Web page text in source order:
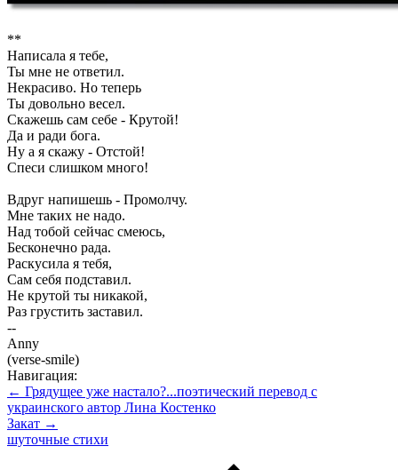
**
Написала я тебе,
Ты мне не ответил.
Некрасиво. Но теперь
Ты довольно весел.
Скажешь сам себе - Крутой!
Да и ради бога.
Ну а я скажу - Отстой!
Спеси слишком много!
Вдруг напишешь - Промолчу.
Мне таких не надо.
Над тобой сейчас смеюсь,
Бесконечно рада.
Раскусила я тебя,
Сам себя подставил.
Не крутой ты никакой,
Раз грустить заставил.
--
Anny
(verse-smile)
Навигация:
← Грядущее уже настало?...поэтический перевод с
украинского автор Лина Костенко
Закат →
шуточные стихи